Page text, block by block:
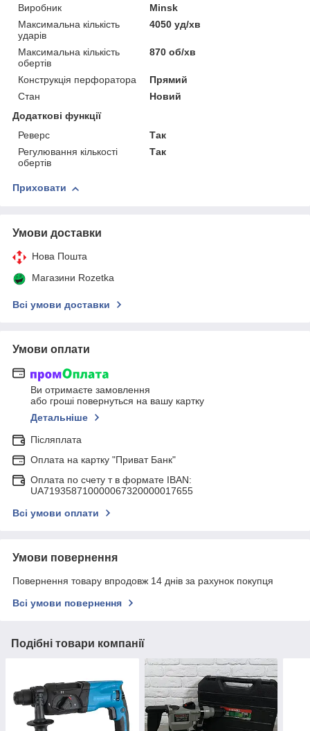
Виробник
Minsk
Максимальна кількість
ударів
4050 уд/хв
Максимальна кількість
обертів
870 об/хв
Конструкція перфоратора
Прямий
Стан
Новий
Додаткові функції
Реверс
Так
Регулювання кількості
обертів
Так
Приховати
Умови доставки
Нова Пошта
Магазини Rozetka
Всі умови доставки
Умови оплати
Ви отримаєте замовлення
або гроші повернуться на вашу картку
Детальніше
Післяплата
Оплата на картку "Приват Банк"
Оплата по счету т в формате IBAN:
UA719358710000067320000017655
Всі умови оплати
Умови повернення
Повернення товару впродовж 14 днів за рахунок покупця
Всі умови повернення
Подібні товари компанії